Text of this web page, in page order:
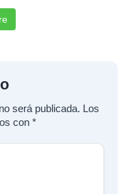
será publicada. Los
con *